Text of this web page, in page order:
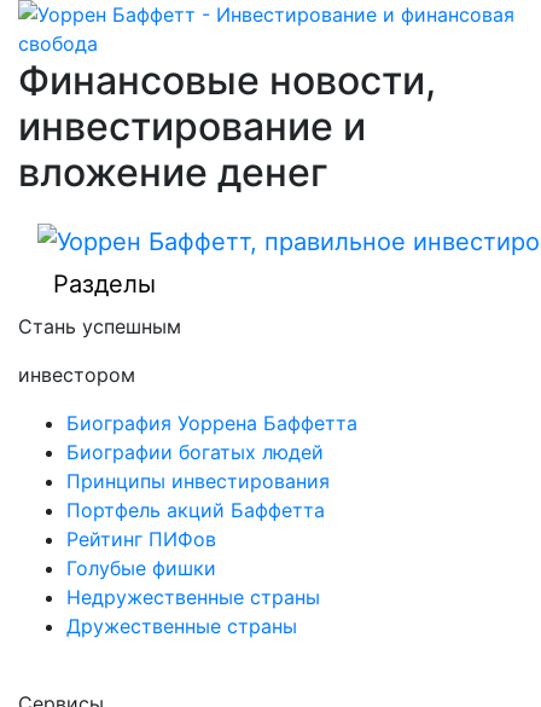
Финансовые новости,
инвестирование и
вложение денег
Разделы
Стань успешным
инвестором
Биография Уоррена Баффетта
Биографии богатых людей
Принципы инвестирования
Портфель акций Баффетта
Рейтинг ПИФов
Голубые фишки
Недружественные страны
Дружественные страны